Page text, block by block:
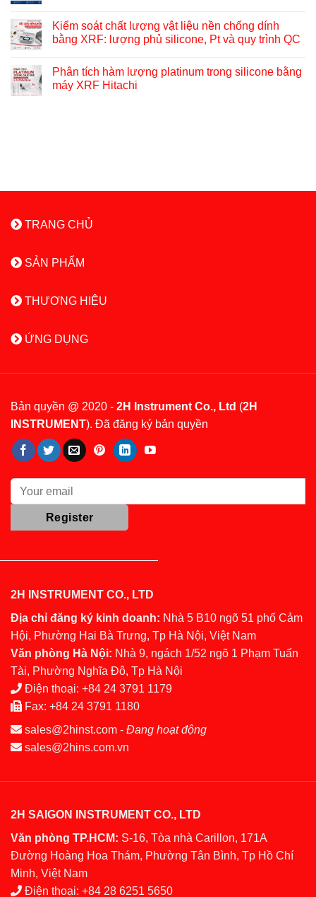
Kiểm soát chất lượng vật liệu nền chống dính
bằng XRF: lượng phủ silicone, Pt và quy trình QC
Phân tích hàm lượng platinum trong silicone bằng
máy XRF Hitachi
TRANG CHỦ
SẢN PHẨM
THƯƠNG HIỆU
ỨNG DỤNG
Bản quyền @ 2020 - 2H Instrument Co., Ltd (2H
INSTRUMENT). Đã đăng ký bản quyền
2H INSTRUMENT CO., LTD
Địa chỉ đăng ký kinh doanh: Nhà 5 B10 ngõ 51 phố Cảm
Hội, Phường Hai Bà Trưng, Tp Hà Nội, Việt Nam
Văn phòng Hà Nội: Nhà 9, ngách 1/52 ngõ 1 Phạm Tuấn
Tài, Phường Nghĩa Đô, Tp Hà Nội
Điện thoại: +84 24 3791 1179
Fax: +84 24 3791 1180
sales@2hinst.com - Đang hoạt động
sales@2hins.com.vn
2H SAIGON INSTRUMENT CO., LTD
Văn phòng TP.HCM: S-16, Tòa nhà Carillon, 171A
Đường Hoàng Hoa Thám, Phường Tân Bình, Tp Hồ Chí
Minh, Việt Nam
Điện thoại: +84 28 6251 5650